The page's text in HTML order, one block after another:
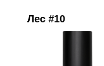
Лес #10